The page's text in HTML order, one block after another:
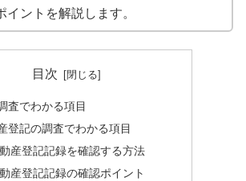
イントを解説します。
目次
査でわかる項目
登記の調査でわかる項目
産登記記録を確認する方法
産登記記録の確認ポイント